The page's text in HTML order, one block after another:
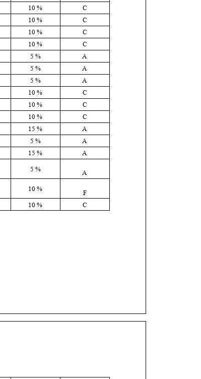
10 %
C
10 %
C
10 %
C
10 %
C
5 %
A
5 %
A
5 %
A
10 %
C
10 %
C
10 %
C
15 %
A
5 %
A
15 % A
5 %
A
10 %
F
10 % C